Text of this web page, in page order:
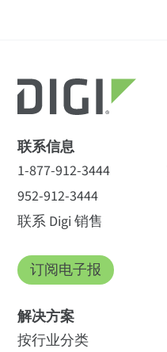
联系信息
1-877-912-3444
952-912-3444
联系 Digi 销售
订阅电子报
解决方案
按行业分类